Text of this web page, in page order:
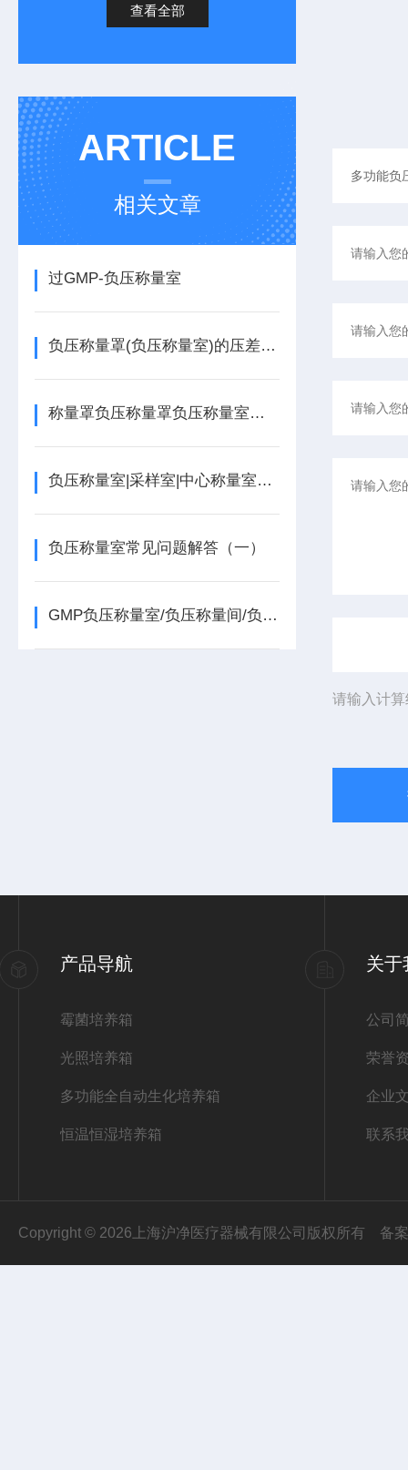
查看全部
ARTICLE
相关文章
过GMP-负压称量室
负压称量罩(负压称量室)的压差标准
称量罩负压称量罩负压称量室净化等级
负压称量室|采样室|中心称量室几大部件组成说明参数
负压称量室常见问题解答（一）​
GMP负压称量室/负压称量间/负压称量罩
请输入计
产品导航
霉菌培养箱
光照培养箱
多功能全自动生化培养箱
恒温恒湿培养箱
关于
公司
荣誉
企业
联系
Copyright © 2026上海沪净医疗器械有限公司版权所有 备